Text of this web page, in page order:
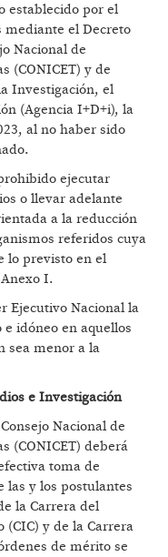
establecido por el
mediante el Decreto
Nacional de
(CONICET) y de
Investigación, el
(Agencia I+D+i), la
al no haber sido
ejecutar
o llevar adelante
a la reducción
referidos cuya
lo previsto en el
I.
Ejecutivo Nacional la
idóneo en aquellos
sea menor a la
e Investigación
Nacional de
(CONICET) deberá
toma de
las y los postulantes
la Carrera del
(CIC) y de la Carrera
de mérito se